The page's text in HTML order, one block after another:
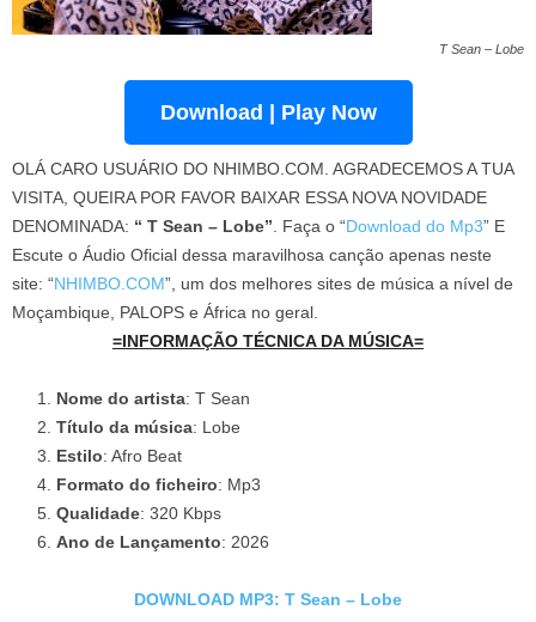
T Sean – Lobe
Download | Play Now
OLÁ CARO USUÁRIO DO NHIMBO.COM. AGRADECEMOS A TUA
VISITA, QUEIRA POR FAVOR BAIXAR ESSA NOVA NOVIDADE
DENOMINADA: “ T Sean – Lobe” . Faça o “Download do Mp3” E
Escute o Áudio Oficial dessa maravilhosa canção apenas neste
site: “NHIMBO.COM”, um dos melhores sites de música a nível de
Moçambique, PALOPS e África no geral.
=INFORMAÇÃO TÉCNICA DA MÚSICA=
Nome do artista: T Sean
Título da música: Lobe
Estilo: Afro Beat
Formato do ficheiro: Mp3
Qualidade: 320 Kbps
Ano de Lançamento: 2026
DOWNLOAD MP3: T Sean – Lobe